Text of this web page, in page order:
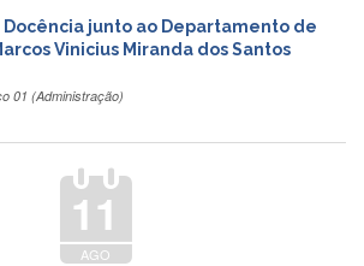
Docência junto ao Departamento de
Vinicius Miranda dos Santos
01 (Administração)
11
AGO